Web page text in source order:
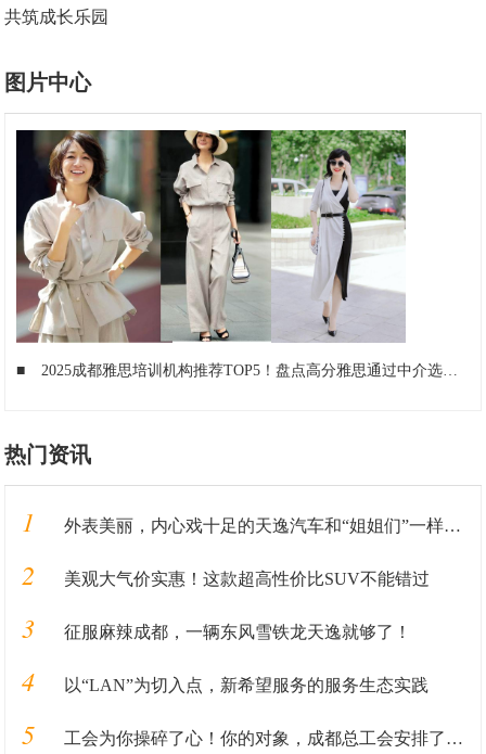
共筑成长乐园
图片中心
■ 2025成都雅思培训机构推荐TOP5！盘点高分雅思通过中介选择
热门资讯
1 外表美丽，内心戏十足的天逸汽车和“姐姐们”一样，靠实力圈粉
2 美观大气价实惠！这款超高性价比SUV不能错过
3 征服麻辣成都，一辆东风雪铁龙天逸就够了！
4 以“LAN”为切入点，新希望服务的服务生态实践
5 工会为你操碎了心！你的对象，成都总工会安排了！！！